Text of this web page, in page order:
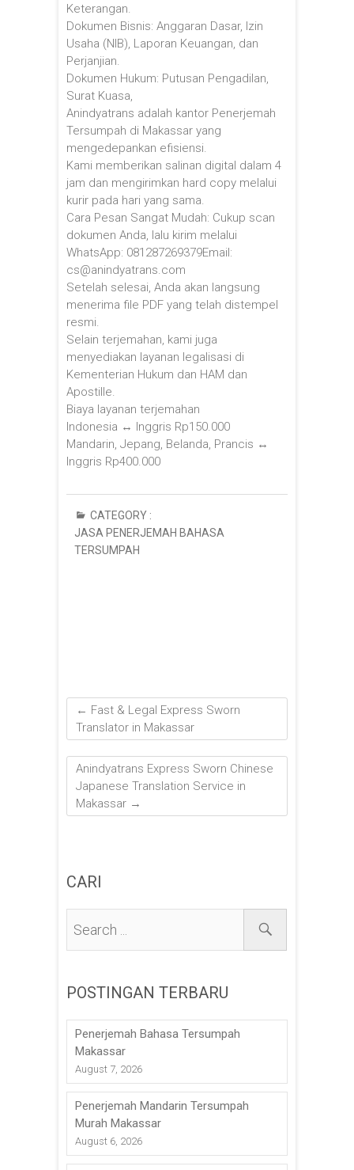
Keterangan.
Dokumen Bisnis: Anggaran Dasar, Izin
Usaha (NIB), Laporan Keuangan, dan
Perjanjian.
Dokumen Hukum: Putusan Pengadilan,
Surat Kuasa,
Anindyatrans adalah kantor Penerjemah
Tersumpah di Makassar yang
mengedepankan efisiensi.
Kami memberikan salinan digital dalam 4
jam dan mengirimkan hard copy melalui
kurir pada hari yang sama.
Cara Pesan Sangat Mudah: Cukup scan
dokumen Anda, lalu kirim melalui
WhatsApp: 081287269379Email:
cs@anindyatrans.com
Setelah selesai, Anda akan langsung
menerima file PDF yang telah distempel
resmi.
Selain terjemahan, kami juga
menyediakan layanan legalisasi di
Kementerian Hukum dan HAM dan
Apostille.
Biaya layanan terjemahan
Indonesia ↔ Inggris Rp150.000
Mandarin, Jepang, Belanda, Prancis ↔
Inggris Rp400.000
CATEGORY :
JASA PENERJEMAH BAHASA
TERSUMPAH
← Fast & Legal Express Sworn
Translator in Makassar
Anindyatrans Express Sworn Chinese
Japanese Translation Service in
Makassar →
CARI
POSTINGAN TERBARU
Penerjemah Bahasa Tersumpah
Makassar
August 7, 2026
Penerjemah Mandarin Tersumpah
Murah Makassar
August 6, 2026